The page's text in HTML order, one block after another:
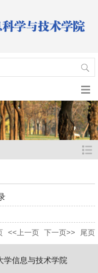
<<上一页 下一页>> 尾页
学信息与技术学院